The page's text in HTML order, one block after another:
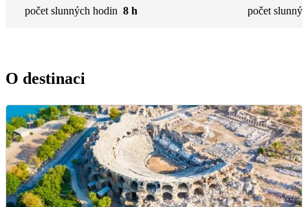
počet slunných hodin 8 h
počet
O destinaci